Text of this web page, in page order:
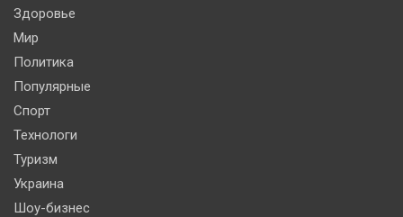
Здоровье
Мир
Политика
Популярные
Спорт
Технологи
Туризм
Украина
Шоу-бизнес